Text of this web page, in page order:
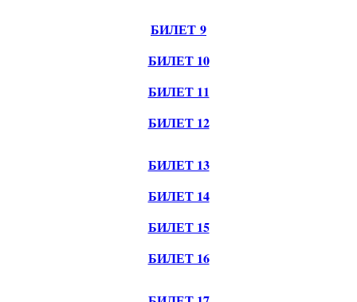
БИЛЕТ 9
БИЛЕТ 10
БИЛЕТ 11
БИЛЕТ 12
БИЛЕТ 13
БИЛЕТ 14
БИЛЕТ 15
БИЛЕТ 16